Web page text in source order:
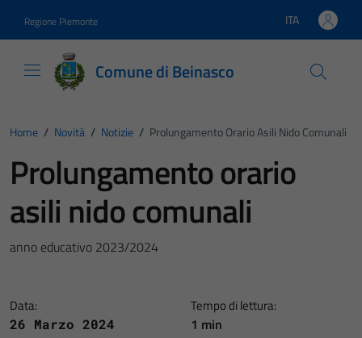
Regione Piemonte Lingua attiva:
ITA
Comune di Beinasco
Home / Novità / Notizie / Prolungamento Orario Asili Nido Comunali
Prolungamento orario
asili nido comunali
anno educativo 2023/2024
Data:
26 Marzo 2024
Tempo di lettura:
1 min